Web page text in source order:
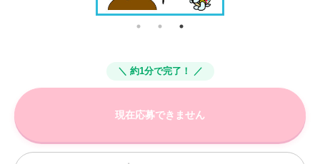
＼ 約1分で完了！ ／
現在応募できません